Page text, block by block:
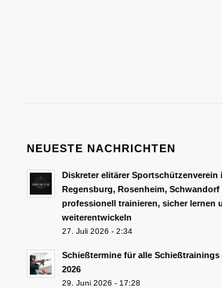
NEUESTE NACHRICHTEN
Diskreter elitärer Sportschützenverein
Regensburg, Rosenheim,
professionell trainieren, sicher lernen
weiterentwickeln
27. Juli 2026 - 2:34
Schießtermine für alle
2026
29. Juni 2026 - 17:28